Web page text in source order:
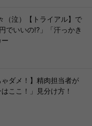
泣）【トライアル】で
でいいの!?」「汗っかき
ゃダメ！】精肉担当者が
ここ！」見分け方！